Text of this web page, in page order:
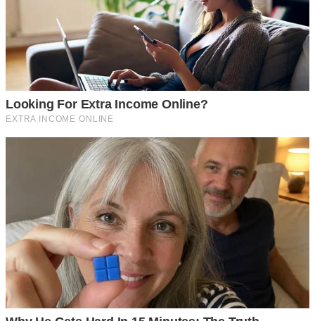
2 ต้มด้วยไฟกลางให้เดือด ใช้เวลา 20-25 นาที เมื่อได้ส่วนผสมที่
ต้มได้ที่แล้ว ก็นำมากรองด้วยผ้าขาวบาง เอาเฉพาะน้ำที่ได้